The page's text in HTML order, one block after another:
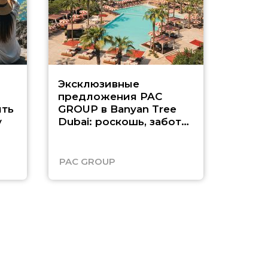
Эксклюзивные
предложения PAC
GROUP в Banyan Tree
Dubai: роскошь, забота
PAC GROUP